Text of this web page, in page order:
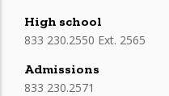
High school
833 230.2550 Ext. 2565
Admissions
833 230.2571